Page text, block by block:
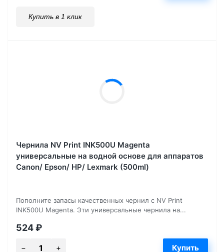
Купить в 1 клик
Чернила NV Print INK500U Magenta
универсальные на водной основе для аппаратов
Сanon/ Epson/ НР/ Lexmark (500ml)
Пополните запасы качественных чернил с NV Print
INK500U Magenta. Эти универсальные чернила на...
524₽